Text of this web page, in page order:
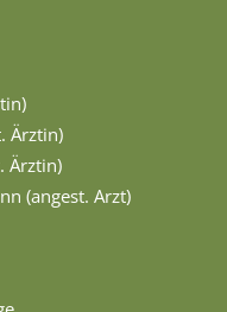
Ärztin)
Ärztin)
(angest. Arzt)